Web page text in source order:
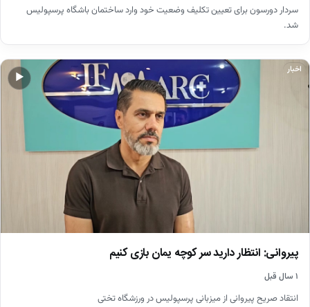
سردار دورسون برای تعیین تکلیف وضعیت خود وارد ساختمان باشگاه پرسپولیس
شد.
▶
اخبار
پیروانی: انتظار دارید سر کوچه یمان بازی کنیم
۱ سال قبل
انتقاد صریح پیروانی از میزبانی پرسپولیس در ورزشگاه تختی